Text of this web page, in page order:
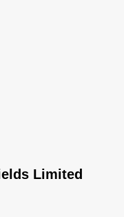
Limited